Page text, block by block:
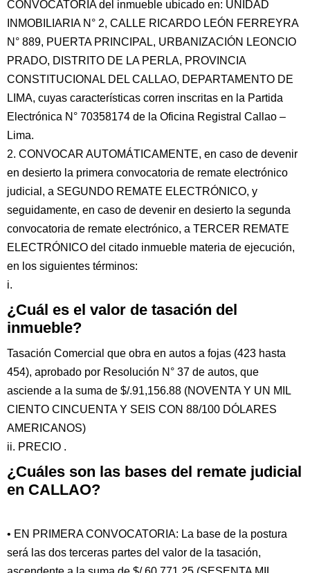
CONVOCATORIA del inmueble ubicado en: UNIDAD
INMOBILIARIA N° 2, CALLE RICARDO LEÓN FERREYRA
N° 889, PUERTA PRINCIPAL, URBANIZACIÓN LEONCIO
PRADO, DISTRITO DE LA PERLA, PROVINCIA
CONSTITUCIONAL DEL CALLAO, DEPARTAMENTO DE
LIMA, cuyas características corren inscritas en la Partida
Electrónica N° 70358174 de la Oficina Registral Callao –
Lima.
2. CONVOCAR AUTOMÁTICAMENTE, en caso de devenir
en desierto la primera convocatoria de remate electrónico
judicial, a SEGUNDO REMATE ELECTRÓNICO, y
seguidamente, en caso de devenir en desierto la segunda
convocatoria de remate electrónico, a TERCER REMATE
ELECTRÓNICO del citado inmueble materia de ejecución,
en los siguientes términos:
i.
¿Cuál es el valor de tasación del
inmueble?
Tasación Comercial que obra en autos a fojas (423 hasta
454), aprobado por Resolución N° 37 de autos, que
asciende a la suma de $/.91,156.88 (NOVENTA Y UN MIL
CIENTO CINCUENTA Y SEIS CON 88/100 DÓLARES
AMERICANOS)
ii. PRECIO .
¿Cuáles son las bases del remate judicial
en CALLAO?
• EN PRIMERA CONVOCATORIA: La base de la postura
será las dos terceras partes del valor de la tasación,